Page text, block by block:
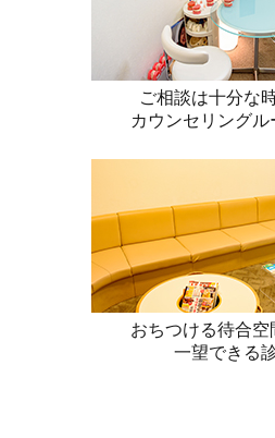
ご相談は十分な
カウンセリング
おちつける待合空
一望できる